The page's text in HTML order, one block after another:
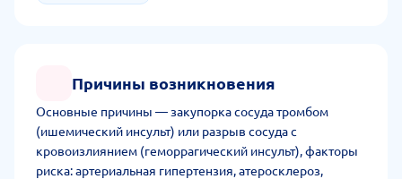
Причины возникновения
Основные причины — закупорка сосуда тромбом
(ишемический инсульт) или разрыв сосуда с
кровоизлиянием (геморрагический инсульт), факторы
риска: артериальная гипертензия, атеросклероз,